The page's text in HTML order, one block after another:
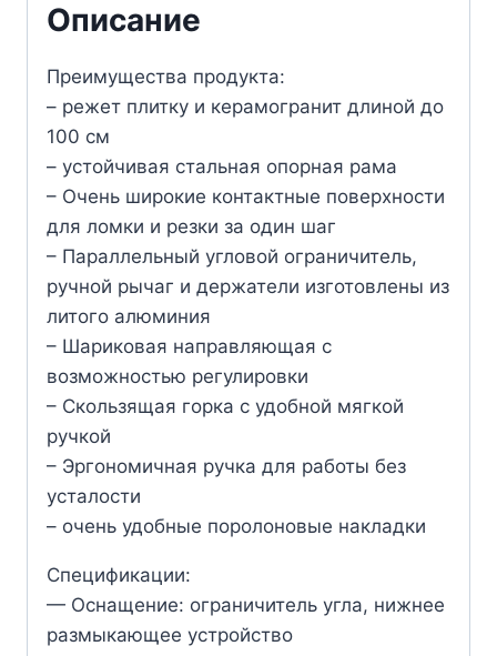
Описание
Преимущества продукта:
– режет плитку и керамогранит длиной до
100 см
– устойчивая стальная опорная рама
– Очень широкие контактные поверхности
для ломки и резки за один шаг
– Параллельный угловой ограничитель,
ручной рычаг и держатели изготовлены из
литого алюминия
– Шариковая направляющая с
возможностью регулировки
– Скользящая горка с удобной мягкой
ручкой
– Эргономичная ручка для работы без
усталости
– очень удобные поролоновые накладки
Спецификации:
— Оснащение: ограничитель угла, нижнее
размыкающее устройство